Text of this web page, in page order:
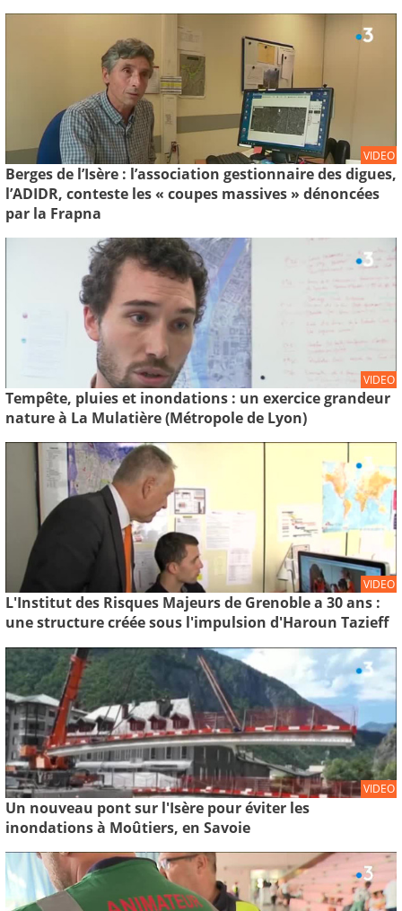
VIDEO
Berges de l’Isère : l’association gestionnaire des digues,
l’ADIDR, conteste les « coupes massives » dénoncées
par la Frapna
VIDEO
Tempête, pluies et inondations : un exercice grandeur
nature à La Mulatière (Métropole de Lyon)
VIDEO
L'Institut des Risques Majeurs de Grenoble a 30 ans :
une structure créée sous l'impulsion d'Haroun Tazieff
VIDEO
Un nouveau pont sur l'Isère pour éviter les
inondations à Moûtiers, en Savoie